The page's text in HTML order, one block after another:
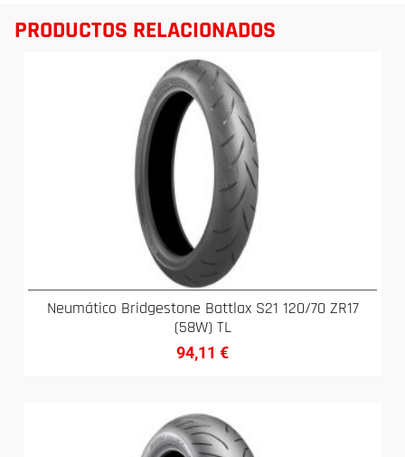
PRODUCTOS RELACIONADOS
Neumático Bridgestone Battlax S21 120/70 ZR17
(58W) TL
94,11 €